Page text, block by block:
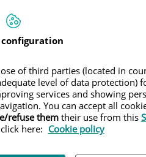
Cartera de
al usuario900 301 013
configuration
of third parties (located in
level of data protection)
services and showing
You can accept all
refuse themtheir use from this
here: Cookie policy